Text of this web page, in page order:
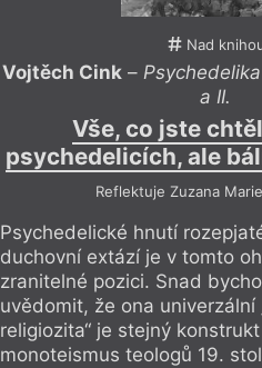
Nad
Vojtěch Cink –
a II.
Vše, co jste
psychedelicích, ale
Reflektuje Zuzana
Psychedelické hnutí
duchovní extází je v tomto
zranitelné pozici. Snad
uvědomit, že ona univerzální
religiozita“ je stejný
monoteismus teologů 19.